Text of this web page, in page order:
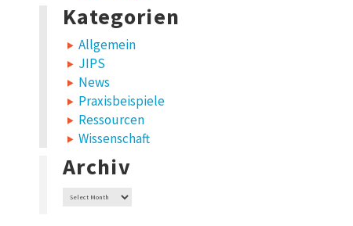
Kategorien
Allgemein
JIPS
News
Praxisbeispiele
Ressourcen
Wissenschaft
Archiv
Archiv